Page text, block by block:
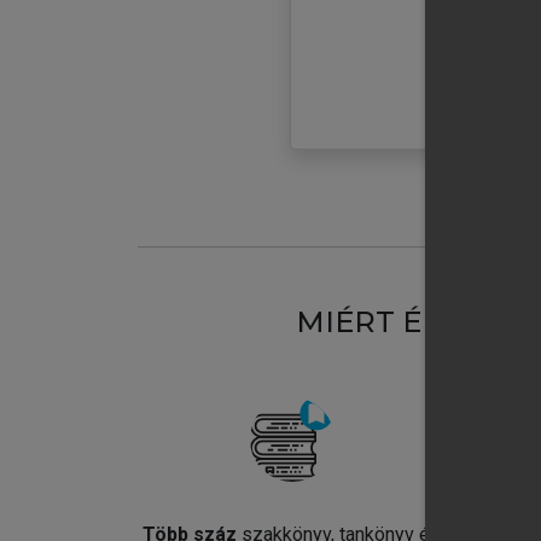
MIÉRT
Több száz szakkönyv, tankönyv és